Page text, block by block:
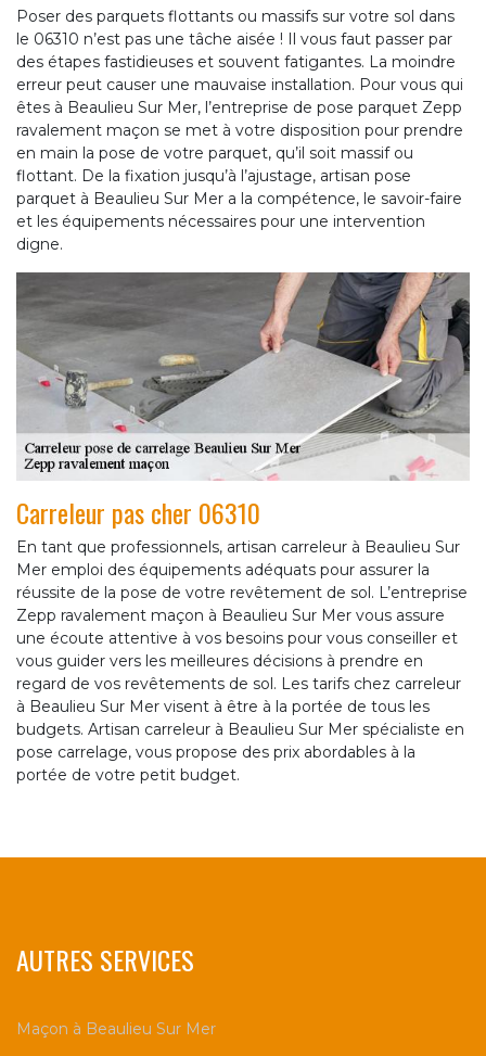
Poser des parquets flottants ou massifs sur votre sol dans
le 06310 n’est pas une tâche aisée ! Il vous faut passer par
des étapes fastidieuses et souvent fatigantes. La moindre
erreur peut causer une mauvaise installation. Pour vous qui
êtes à Beaulieu Sur Mer, l’entreprise de pose parquet Zepp
ravalement maçon se met à votre disposition pour prendre
en main la pose de votre parquet, qu’il soit massif ou
flottant. De la fixation jusqu’à l’ajustage, artisan pose
parquet à Beaulieu Sur Mer a la compétence, le savoir-faire
et les équipements nécessaires pour une intervention
digne.
Carreleur pas cher 06310
En tant que professionnels, artisan carreleur à Beaulieu Sur
Mer emploi des équipements adéquats pour assurer la
réussite de la pose de votre revêtement de sol. L’entreprise
Zepp ravalement maçon à Beaulieu Sur Mer vous assure
une écoute attentive à vos besoins pour vous conseiller et
vous guider vers les meilleures décisions à prendre en
regard de vos revêtements de sol. Les tarifs chez carreleur
à Beaulieu Sur Mer visent à être à la portée de tous les
budgets. Artisan carreleur à Beaulieu Sur Mer spécialiste en
pose carrelage, vous propose des prix abordables à la
portée de votre petit budget.
AUTRES SERVICES
Maçon à Beaulieu Sur Mer